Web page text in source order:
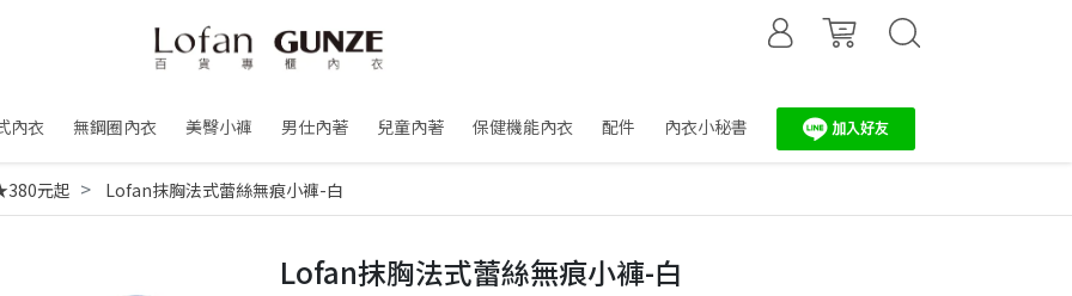
內衣 無鋼圈內衣 美臀小褲 男仕內著 兒童內著 保健機能內衣 配件 內衣小秘書
元起 Lofan抹胸法式蕾絲無痕小褲-白
Lofan抹胸法式蕾絲無痕小褲-白